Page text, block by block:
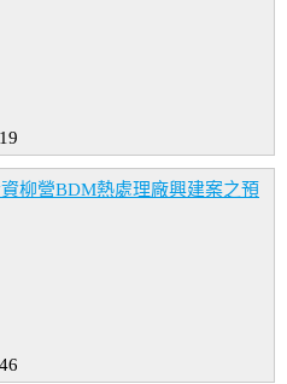
柳營BDM熱處理廠興建案之預